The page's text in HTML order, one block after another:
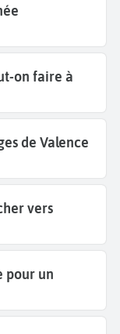
on faire à
de Valence
vers
pour un